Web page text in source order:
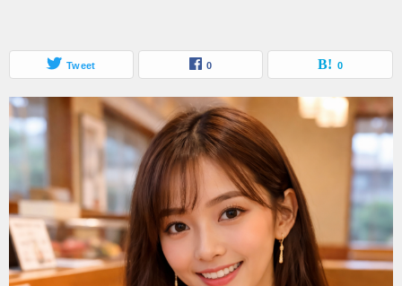
Tweet 0 0